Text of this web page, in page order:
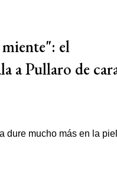
el
a Pullaro de